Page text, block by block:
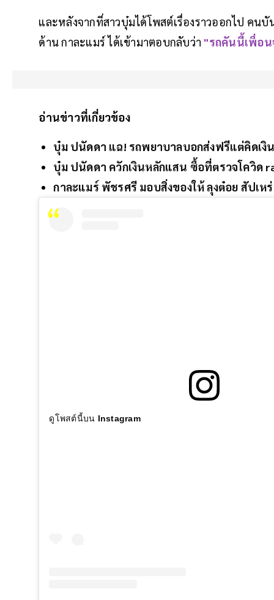
และหลังจากที่สาวบุ๋มได้โพสต์เรื่องราวออกไป คน
ด้าน กาละแมร์ ได้เข้ามาตอบกลับว่า "รถคันนี้เพื่อน
อ่านข่าวที่เกี่ยวข้อง
บุ๋ม ปนัดดา แฉ! รถพยาบาลบอกส่งฟรีแต่คิดเงิ
บุ๋ม ปนัดดา ควักเงินหลักแสน ซื้อที่ตรวจโควิด
กาละแมร์ พัชรศรี มอบสิ่งของให้ ลุงต๋อย สัปเห
ดูโพสต์นี้บน Instagram